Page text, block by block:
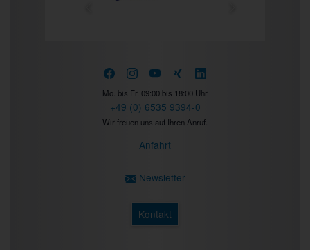
Mo. bis Fr. 09:00 bis 18:00 Uhr
+49 (0) 6535 9394-0
Wir freuen uns auf Ihren Anruf.
Anfahrt
Newsletter
Kontakt